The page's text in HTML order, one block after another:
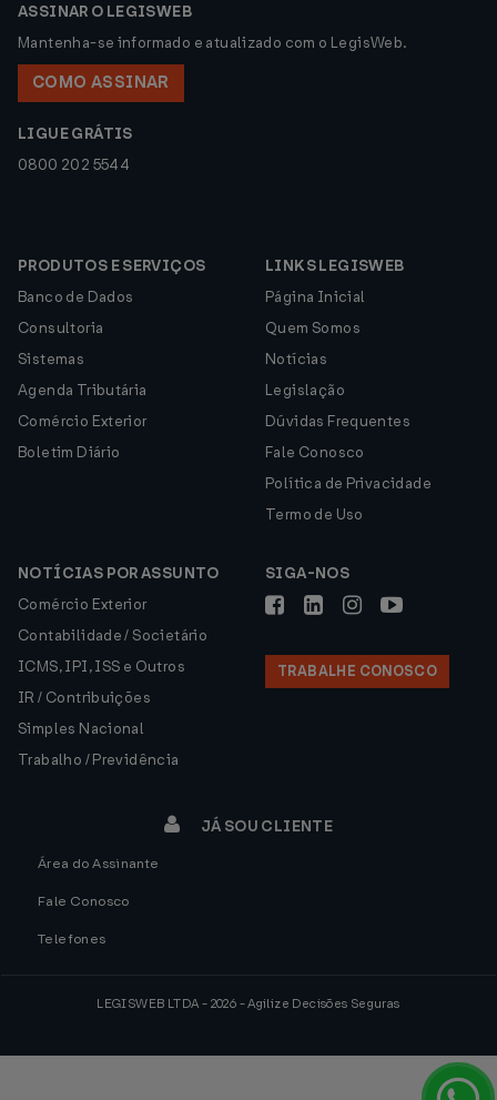
ASSINAR O LEGISWEB
Mantenha-se informado e atualizado com o LegisWeb.
COMO ASSINAR
LIGUE GRÁTIS
0800 202 5544
PRODUTOS E SERVIÇOS
Banco de Dados
Consultoria
Sistemas
Agenda Tributária
Comércio Exterior
Boletim Diário
LINKS LEGISWEB
Página Inicial
Quem Somos
Notícias
Legislação
Dúvidas Frequentes
Fale Conosco
Política de Privacidade
Termo de Uso
NOTÍCIAS POR ASSUNTO
Comércio Exterior
Contabilidade / Societário
ICMS, IPI, ISS e Outros
IR / Contribuições
Simples Nacional
Trabalho / Previdência
SIGA-NOS
TRABALHE CONOSCO
JÁ SOU CLIENTE
Área do Assinante
Fale Conosco
Telefones
LEGISWEB LTDA - 2026 - Agilize Decisões Seguras